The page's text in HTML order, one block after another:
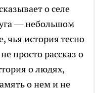
о селе
— небольшом
чья история тесно
просто рассказ о
о людях,
о нем и не